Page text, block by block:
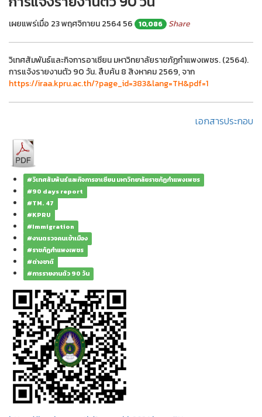
เผยแพร่เมื่อ 23 พฤศจิกายน 256456 10,086 Share
วิเทศสัมพันธ์และกิจการอาเซียน มหาวิทยาลัยราชภัฏกำแพงเพชร. (2564).
การแจ้งรายงานตัว 90 วัน. สืบค้น 8 สิงหาคม 2569, จาก
https://iraa.kpru.ac.th/?page_id=383&lang=TH&pdf=1
เอกสารประกอบ
#วิเทศสัมพันธ์และกิจการอาเซียน มหาวิทยาลัยราชภัฏกำแพงเพชร
#90 days report
#TM. 47
#KPRU
#Immigration
#งานตรวจคนเข้าเมือง
#ราชภัฏกำแพงเพชร
#ต่างชาติ
#การรายงานตัว 90 วัน